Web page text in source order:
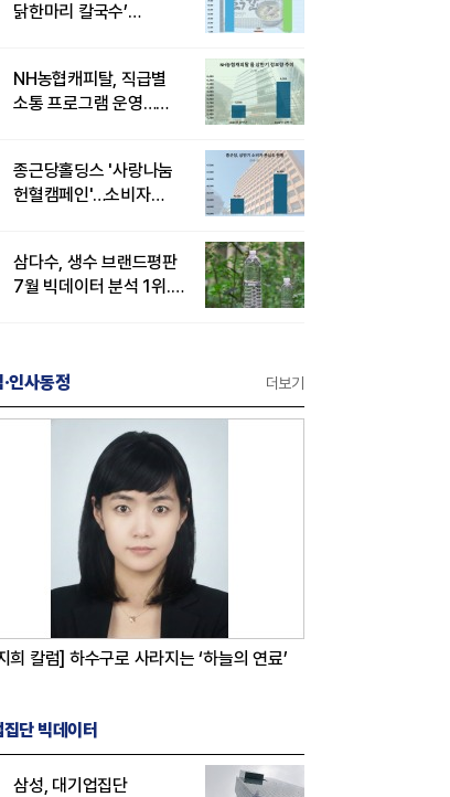
닭한마리 칼국수’
NH농협캐피탈, 직급별
소통 프로그램 운영…
종근당홀딩스 '사랑나눔
헌혈캠페인'…소비자
삼다수, 생수 브랜드평판
7월 빅데이터 분석 1위...
인사동정 더보기
희 칼럼] 하수구로 사라지는 ‘하늘의 연료’
단 빅데이터
삼성, 대기업집단